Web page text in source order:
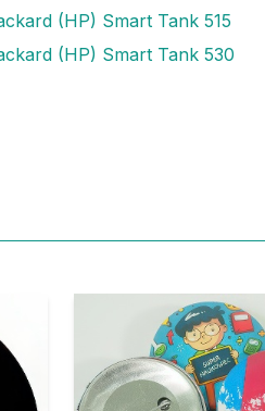
(HP) Smart Tank 515
(HP) Smart Tank 530